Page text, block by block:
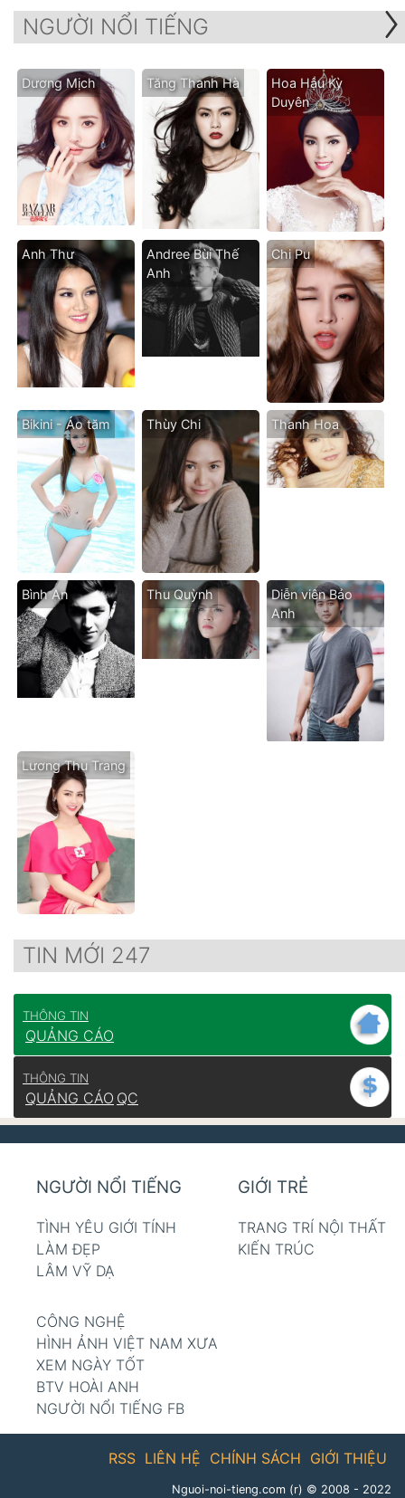
NGƯỜI NỔI TIẾNG
Dương Mịch Tăng Thanh Hà
Hoa Hậu Kỳ
Duyên
Anh Thư
Andree Bùi Thế
Anh
Chi Pu
Bikini - Áo tăm Thùy Chi Thanh Hoa
Bình An Thu Quỳnh
Diễn viên Bảo
Anh
Lương Thu Trang
TIN MỚI 247
THÔNG TIN
QUẢNG CÁO
THÔNG TIN
QUẢNG CÁO QC
NGƯỜI NỔI TIẾNG
TÌNH YÊU GIỚI TÍNH
LÀM ĐẸP
LÂM VỸ DẠ
GIỚI TRẺ
TRANG TRÍ NỘI THẤT
KIẾN TRÚC
CÔNG NGHỆ
HÌNH ẢNH VIỆT NAM XƯA
XEM NGÀY TỐT
BTV HOÀI ANH
NGƯỜI NỔI TIẾNG FB
GIỚI THIỆU
CHÍNH SÁCH
LIÊN HỆ
RSS
Nguoi-noi-tieng.com (r) © 2008 - 2022